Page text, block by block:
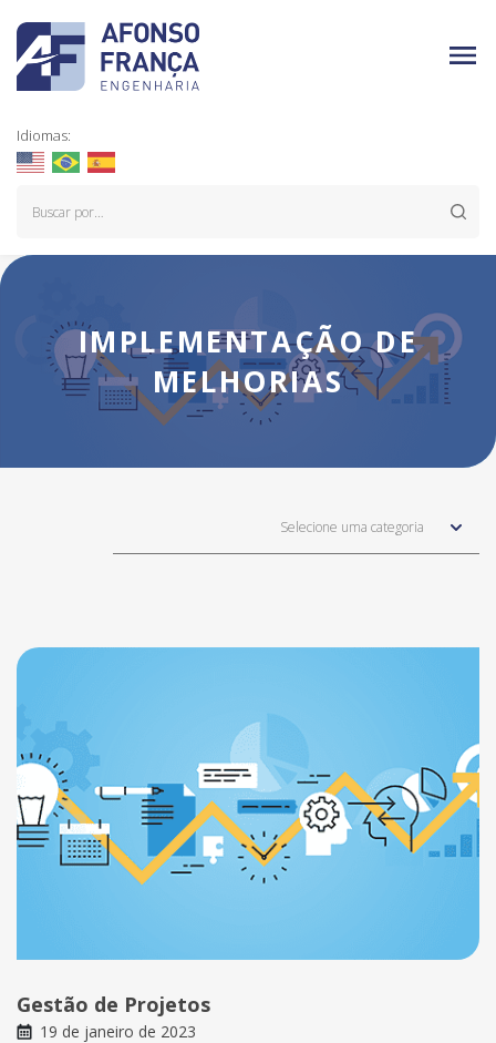
Idiomas:
IMPLEMENTAÇÃO DE
MELHORIAS
Selecione uma categoria
Gestão de Projetos
19 de janeiro de 2023